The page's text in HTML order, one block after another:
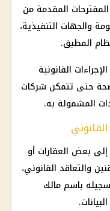
المقدمة من
والجهات التنفيذية،
المطبق.
القانونية
حتى تتمكن شركات
المشمولة به.
بعض العقارات أو
والتعاقد القانوني،
باسم مالك